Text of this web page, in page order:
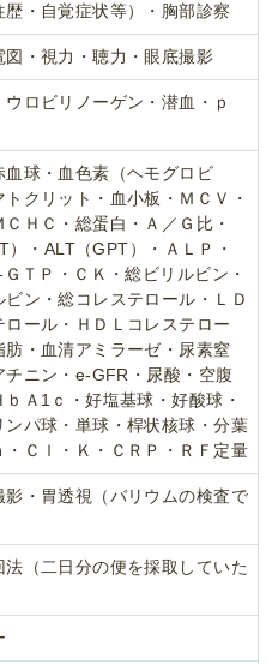
歴・自覚症状等）・胸部診察
図・視力・聴力・眼底撮影
ロビリノーゲン・潜血・ｐ
血球・血色素（ヘモグロビ
トクリット・血小板・ＭＣＶ・
ＣＨＣ・総蛋白・Ａ／Ｇ比・
）・ALT（GPT）・ＡＬＰ・
ＧＴＰ・ＣＫ・総ビリルビン・
ビン・総コレステロール・ＬＤ
ロール・ＨＤＬコレステロー
肪・血清アミラーゼ・尿素窒
チニン・e-GFR・尿酸・空腹
Ａ1ｃ・好塩基球・好酸球・
ンパ球・単球・桿状核球・分葉
・Ｃｌ・Ｋ・ＣＲＰ・ＲＦ定量
影・胃透視（バリウムの検査で
法（二日分の便を採取していた